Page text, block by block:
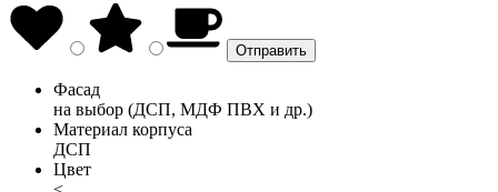
Фасад
на выбор (ДСП, МДФ ПВХ и др.)
Материал корпуса
ДСП
Цвет